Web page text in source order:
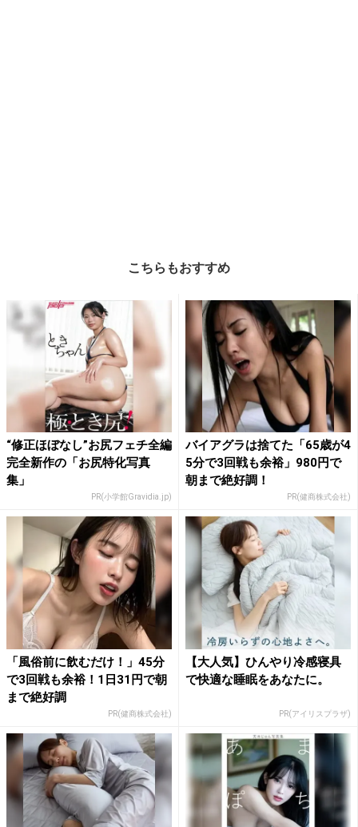
こちらもおすすめ
“修正ほぼなし”お尻フェチ全編
完全新作の「お尻特化写真
集」
PR(小学館Gravidia.jp)
バイアグラは捨てた「65歳が4
5分で3回戦も余裕」980円で
朝まで絶好調！
PR(健商株式会社)
「風俗前に飲むだけ！」45分
で3回戦も余裕！1日31円で朝
まで絶好調
PR(健商株式会社)
【大人気】ひんやり冷感寝具
で快適な睡眠をあなたに。
PR(アイリスプラザ)